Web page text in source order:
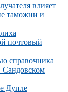
влияет
таможни и
почтовый
справочника
Сандовском
Дупле